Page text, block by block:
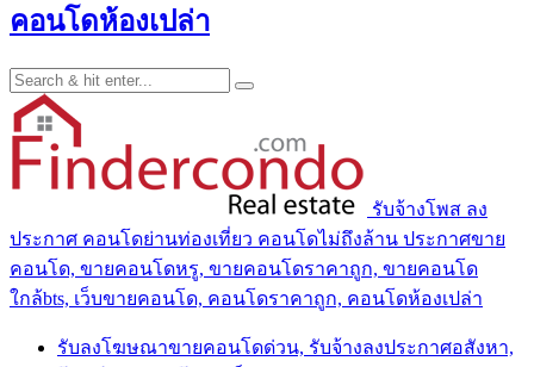
คอนโดห้องเปล่า
รับจ้างโพส ลง
ประกาศ คอนโดย่านท่องเที่ยว คอนโดไม่ถึงล้าน ประกาศขาย
คอนโด, ขายคอนโดหรู, ขายคอนโดราคาถูก, ขายคอนโด
ใกล้bts, เว็บขายคอนโด, คอนโดราคาถูก, คอนโดห้องเปล่า
รับลงโฆษณาขายคอนโดด่วน, รับจ้างลงประกาศอสังหา,